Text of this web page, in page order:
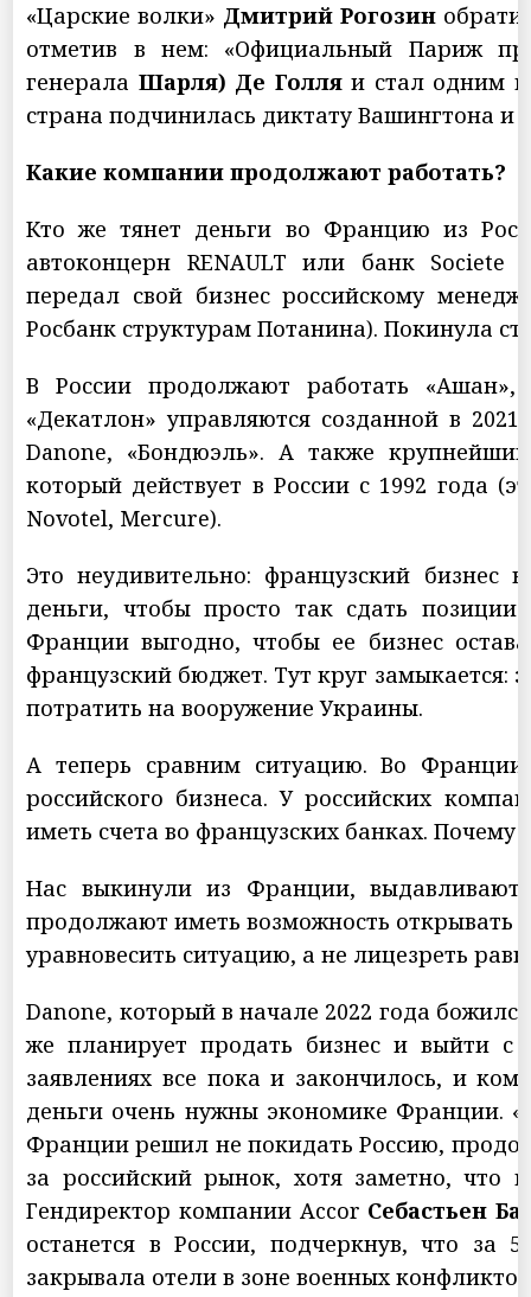
«Царские волки» Дмитрий Рогозин
отметив в нем: «Официальный Париж
генерала Шарля) Де Голляи стал одним
страна подчинилась диктату Вашингтона и
Какие компании продолжают работать?
Кто же тянет деньги во Францию из
автоконцерн RENAULT или банк Societe
передал свой бизнес российскому
Росбанк структурам Потанина). Покинула
В России продолжают работать
«Декатлон» управляются созданной в
Danone, «Бондюэль». А также
который действует в России с 1992 года
Novotel, Mercure).
Это неудивительно: французский
деньги, чтобы просто так сдать
Франции выгодно, чтобы ее бизнес
французский бюджет. Тут круг замыкается:
потратить на вооружение Украины.
А теперь сравним ситуацию. Во
российского бизнеса. У российских
иметь счета во французских банках. Почему
Нас выкинули из Франции,
продолжают иметь возможность открывать
уравновесить ситуацию, а не лицезреть
Danone, который в начале 2022 года
же планирует продать бизнес и выйти с
заявлениях все пока и закончилось, и
деньги очень нужны экономике Франции.
Франции решил не покидать Россию,
за российский рынок, хотя заметно, что
Гендиректор компании Accor Себастьен
останется в России, подчеркнув, что за
закрывала отели в зоне военных